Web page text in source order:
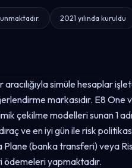
2021 yılında kuruldu
simüle hesaplar
markasıdır. E8 One
çekilme modelleri sunan 1
ve en iyi gün ile risk
Plane (banka transferi) veya
ödemeleri yapmaktadır.